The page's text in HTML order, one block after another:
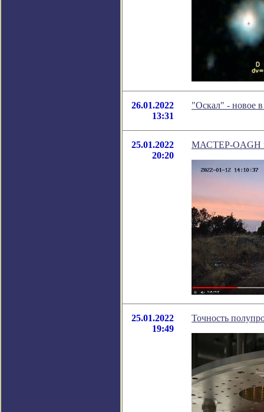
26.01.2022
13:31
"Оскал" - новое
25.01.2022
20:20
МАСТЕР-OAGH в
25.01.2022
19:49
Точность